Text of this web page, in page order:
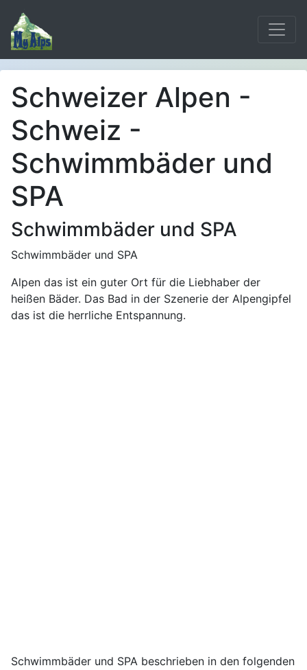
Schweizer Alpen -
Schweiz -
Schwimmbäder und
SPA
Schwimmbäder und SPA
Schwimmbäder und SPA
Alpen das ist ein guter Ort für die Liebhaber der
heißen Bäder. Das Bad in der Szenerie der Alpengipfel
das ist die herrliche Entspannung.
Schwimmbäder und SPA beschrieben in den folgenden